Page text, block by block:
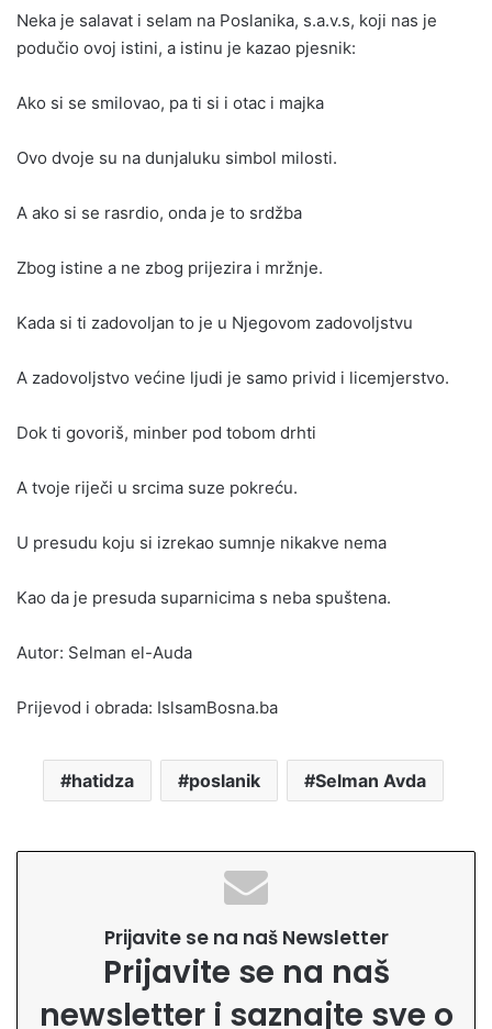
Neka je salavat i selam na Poslanika, s.a.v.s, koji nas je
podučio ovoj istini, a istinu je kazao pjesnik:
Ako si se smilovao, pa ti si i otac i majka
Ovo dvoje su na dunjaluku simbol milosti.
A ako si se rasrdio, onda je to srdžba
Zbog istine a ne zbog prijezira i mržnje.
Kada si ti zadovoljan to je u Njegovom zadovoljstvu
A zadovoljstvo većine ljudi je samo privid i licemjerstvo.
Dok ti govoriš, minber pod tobom drhti
A tvoje riječi u srcima suze pokreću.
U presudu koju si izrekao sumnje nikakve nema
Kao da je presuda suparnicima s neba spuštena.
Autor: Selman el-Auda
Prijevod i obrada: IslsamBosna.ba
hatidza poslanik Selman Avda
Prijavite se na naš Newsletter
Prijavite se na naš
newsletter i saznajte sve o